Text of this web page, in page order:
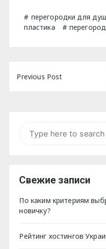
перегородки для
пластика
Навигация
Previous Post
Свежие записи
По каким критериям
новичку?
Рейтинг хостингов